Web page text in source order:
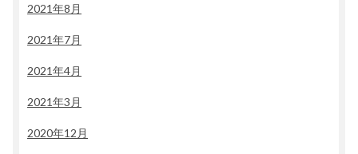
2021年8月
2021年7月
2021年4月
2021年3月
2020年12月